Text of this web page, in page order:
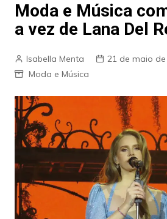
Moda e Música
a vez de Lana Del
Isabella Menta 21 de maio
Moda e Música